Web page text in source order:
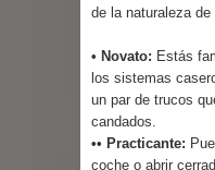
de la naturaleza
• Novato: Estás
los sistemas
un par de trucos
candados.
•• Practicante:
coche o abrir